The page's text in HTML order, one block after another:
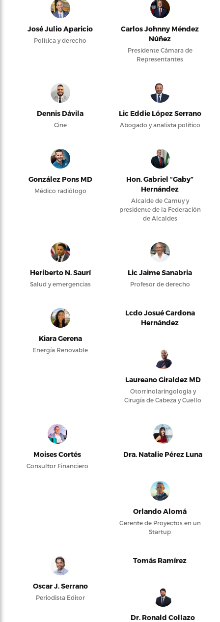
José Julio Aparicio
Política y derecho
Carlos Johnny Méndez
Núñez
Presidente Cámara de
Representantes
Dennis Dávila
Cine
Lic Eddie López Serrano
Abogado y analista político
González Pons MD
Médico radiólogo
Hon. Gabriel “Gaby”
Hernández
Alcalde de Camuy y
presidente de la Federación
de Alcaldes
Heriberto N. Saurí
Salud y emergencias
Lic Jaime Sanabria
Profesor de derecho
Kiara Gerena
Energía Renovable
Lcdo Josué Cardona
Hernández
Laureano Giraldez MD
Otorrinolaringología y
Cirugía de Cabeza y Cuello
Moises Cortés
Consultor Financiero
Dra. Natalie Pérez Luna
Orlando Alomá
Gerente de Proyectos en un
Startup
Oscar J. Serrano
Periodista Editor
Tomás Ramírez
Dr. Ronald Collazo